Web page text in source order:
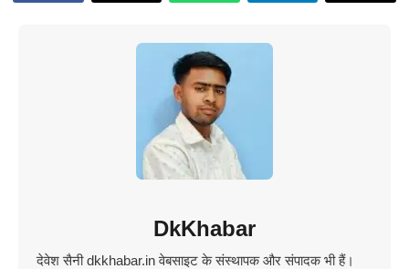
DkKhabar
देवेश सैनी dkkhabar.in वेबसाइट के संस्थापक और संपादक भी हैं।